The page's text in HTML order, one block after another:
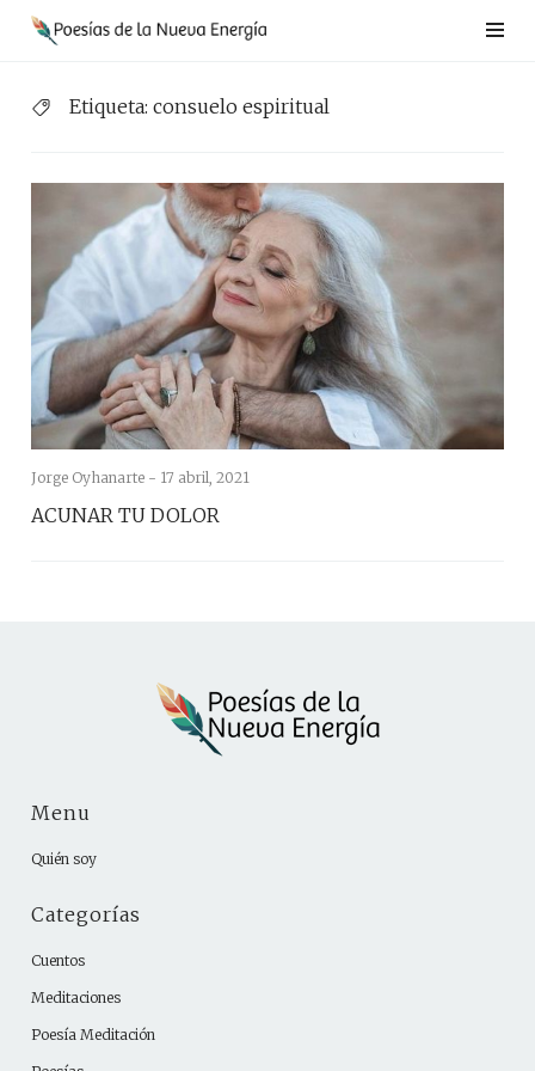
Saltar
Etiqueta: consuelo espiritual
Jorge Oyhanarte - 17 abril, 2021
ACUNAR TU DOLOR
Menu
Quién soy
Categorías
Cuentos
Meditaciones
Poesía Meditación